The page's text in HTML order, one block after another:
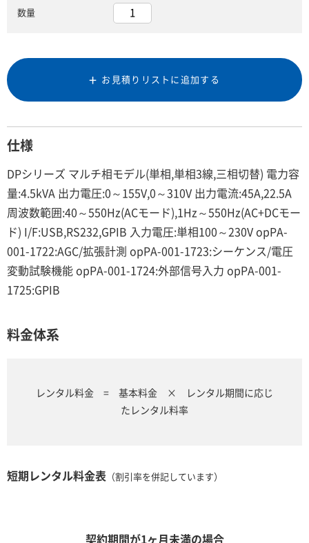
数量
お見積りリストに追加する
仕様
DPシリーズ マルチ相モデル(単相,単相3線,三相切替) 電力容
量:4.5kVA 出力電圧:0～155V,0～310V 出力電流:45A,22.5A
周波数範囲:40～550Hz(ACモード),1Hz～550Hz(AC+DCモー
ド) I/F:USB,RS232,GPIB 入力電圧:単相100～230V opPA-
001-1722:AGC/拡張計測 opPA-001-1723:シーケンス/電圧
変動試験機能 opPA-001-1724:外部信号入力 opPA-001-
1725:GPIB
料金体系
レンタル料金 = 基本料金 × レンタル期間に応じ
たレンタル料率
短期レンタル料金表 （割引率を併記しています）
契約期間が1ヶ月未満の場合